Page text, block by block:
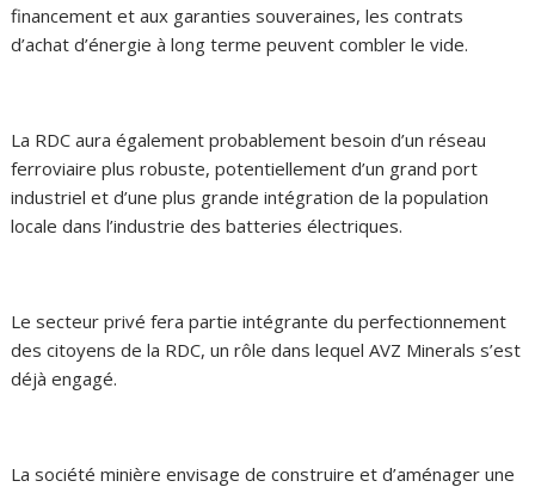
financement et aux garanties souveraines, les contrats
d’achat d’énergie à long terme peuvent combler le vide.
La RDC aura également probablement besoin d’un réseau
ferroviaire plus robuste, potentiellement d’un grand port
industriel et d’une plus grande intégration de la population
locale dans l’industrie des batteries électriques.
Le secteur privé fera partie intégrante du perfectionnement
des citoyens de la RDC, un rôle dans lequel AVZ Minerals s’est
déjà engagé.
La société minière envisage de construire et d’aménager une